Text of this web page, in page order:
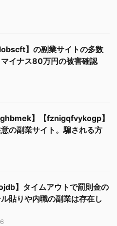
】の副業サイトの多数
イナス80万円の被害確認
】【fznigqfvykogp】
の副業サイト。騙される方
】タイムアウトで罰則金の
貼りや内職の副業は存在し